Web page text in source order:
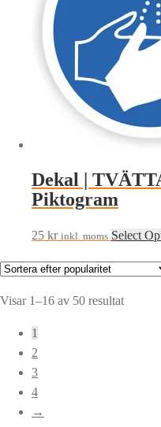
Dekal |
Piktogram
25 kr inkl. moms Select
Visar 1–16 av 50 resultatSortera
1
2
3
4
→